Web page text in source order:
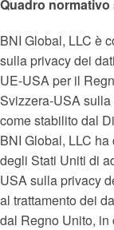
Quadro
BNI Global, LLC è
sulla privacy dei
UE-USA per il
Svizzera-USA
come stabilito dal
BNI Global, LLC
degli Stati Uniti di
USA sulla privacy
al trattamento dei
dal Regno Unito,